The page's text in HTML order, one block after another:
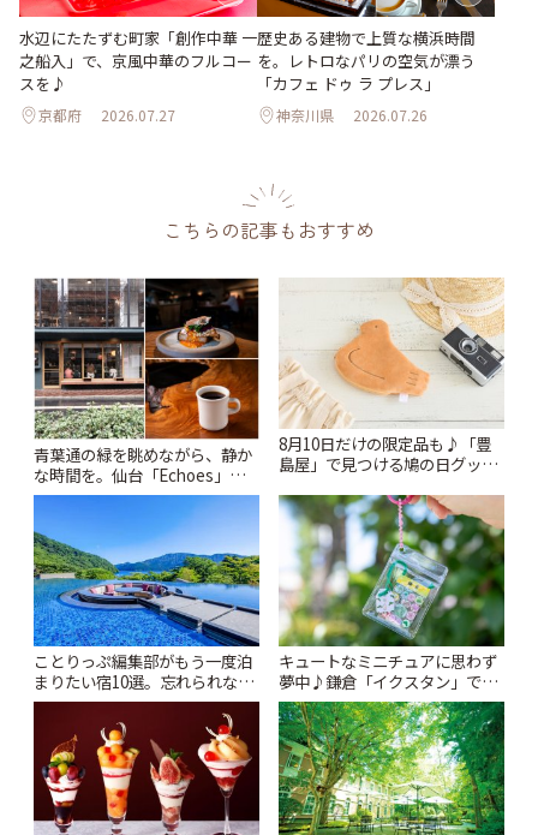
水辺にたたずむ町家「創作中華 一
之船入」で、京風中華のフルコー
スを♪
京都府 2026.07.27
歴史ある建物で上質な横浜時間
を。レトロなパリの空気が漂う
「カフェ ドゥ ラ プレス」
神奈川県 2026.07.26
こちらの記事もおすすめ
青葉通の緑を眺めながら、静か
な時間を。仙台「Echoes」で
楽しむモーニングとランチ | こ
8月10日だけの限定品も♪「豊
島屋」で見つける鳩の日グッズ
ぷ
ことりっぷ編集部がもう一度泊
まりたい宿10選。忘れられない
絶景や温泉、名建築まで | こと
キュートなミニチュアに思わず
夢中♪鎌倉「イクスタン」で出
会う小さな世界 | ことりっぷ